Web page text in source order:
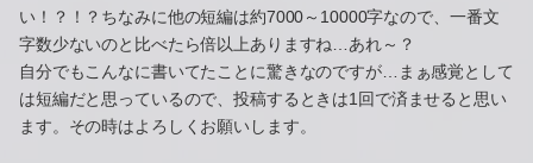
い！？！？ちなみに他の短編は約7000～10000字なので、一番文
字数少ないのと比べたら倍以上ありますね…あれ～？
自分でもこんなに書いてたことに驚きなのですが…まぁ感覚として
は短編だと思っているので、投稿するときは1回で済ませると思い
ます。その時はよろしくお願いします。